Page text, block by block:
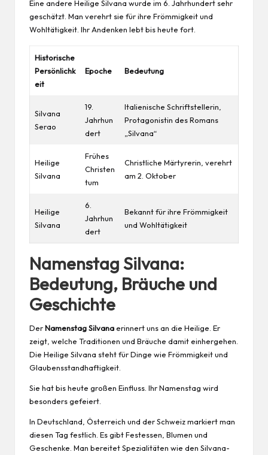
Eine andere Heilige Silvana wurde im 6. Jahrhundert sehr
geschätzt. Man verehrt sie für ihre Frömmigkeit und
Wohltätigkeit. Ihr Andenken lebt bis heute fort.
Historische
Persönlichk
eit
Epoche Bedeutung
Silvana
Serao
19.
Jahrhun
dert
Italienische Schriftstellerin,
Protagonistin des Romans
„Silvana“
Heilige
Silvana
Frühes
Christen
tum
Christliche Märtyrerin, verehrt
am 2. Oktober
Heilige
Silvana
6.
Jahrhun
dert
Bekannt für ihre Frömmigkeit
und Wohltätigkeit
Namenstag Silvana:
Bedeutung, Bräuche und
Geschichte
DerNamenstag Silvanaerinnert uns an die Heilige. Er
zeigt, welche Traditionen und Bräuche damit einhergehen.
Die Heilige Silvana steht für Dinge wie Frömmigkeit und
Glaubensstandhaftigkeit.
Sie hat bis heute großen Einfluss. Ihr Namenstag wird
besonders gefeiert.
In Deutschland, Österreich und der Schweiz markiert man
diesen Tag festlich. Es gibt Festessen, Blumen und
Geschenke. Man bereitet Spezialitäten wie den Silvana-